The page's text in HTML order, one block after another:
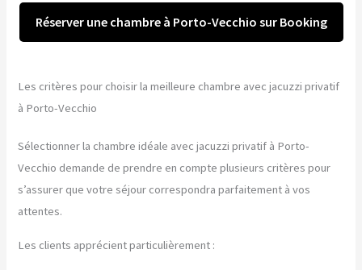
Réserver une chambre à Porto-Vecchio sur Booking
Les critères pour choisir la meilleure chambre avec jacuzzi privatif
à Porto-Vecchio
Sélectionner la chambre idéale avec jacuzzi privatif à Porto-
Vecchio demande de prendre en compte plusieurs critères pour
s’assurer que votre séjour correspondra parfaitement à vos
attentes.
Les clients apprécient particulièrement :